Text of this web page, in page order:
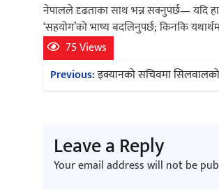
नेपालले दृढताका साथ भन्न सक्नुपर्छ— यदि
‘सहयोग’को भाष्य बदलिनुपर्छ; किनकि
75 Views
Post
navigation
Previous:इक्यानको सचिवमा
Leave a Reply
Your email address will not be